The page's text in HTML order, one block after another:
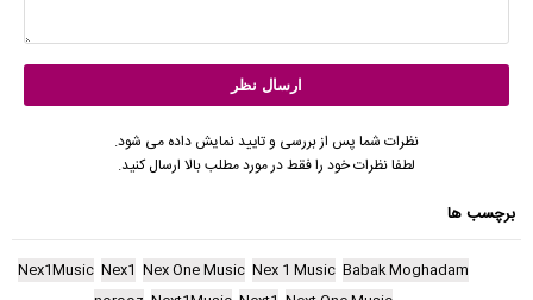
نظرات شما پس از بررسی و تایید نمایش داده می شود.
لطفا نظرات خود را فقط در مورد مطلب بالا ارسال کنید.
برچسب ها
Babak Moghadam
Nex 1 Music
Nex One Music
Nex1
Nex1Music